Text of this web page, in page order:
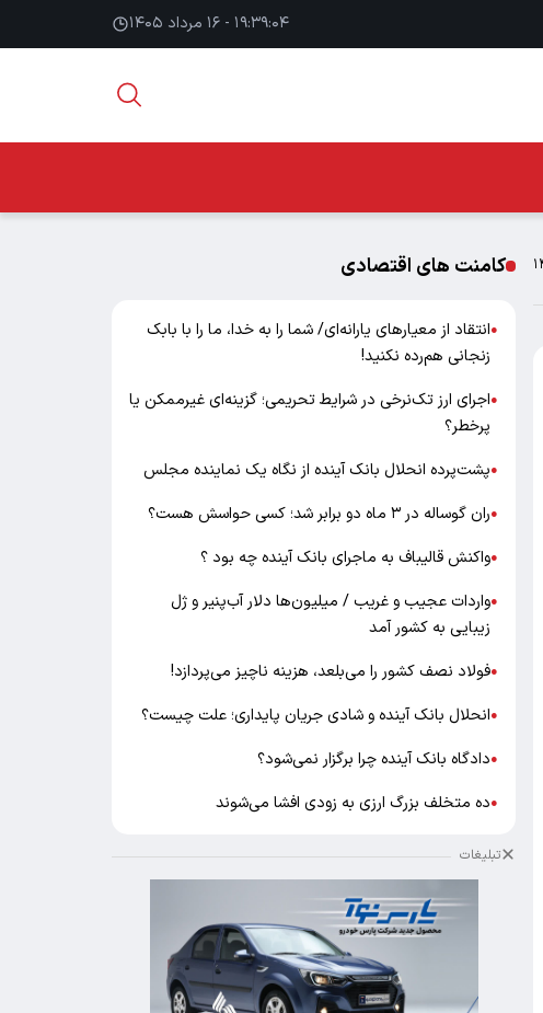
۱۹:۳۹:۰۵ - ۱۶ مرداد ۱۴۰۵
کامنت های اقتصادی
●انتقاد از معیارهای یارانه‌ای/ شما را به خدا، ما را با بابک
زنجانی هم‌رده نکنید!
●اجرای ارز تک‌نرخی در شرایط تحریمی؛ گزینه‌ای غیرممکن یا
پرخطر؟
●پشت‌پرده انحلال بانک آینده از نگاه یک نماینده مجلس
●ران گوساله در ۳ ماه دو برابر شد؛ کسی حواسش هست؟
●واکنش قالیباف به ماجرای بانک آینده چه بود ؟
●واردات عجیب و غریب / میلیون‌ها دلار آب‌پنیر و ژل
زیبایی به کشور آمد
●فولاد نصف کشور را می‌بلعد، هزینه ناچیز می‌پردازد!
●انحلال بانک آینده و شادی جریان پایداری؛ علت چیست؟
●دادگاه بانک آینده چرا برگزار نمی‌شود؟
●ده متخلف بزرگ ارزی به زودی افشا می‌شوند
تبلیغات